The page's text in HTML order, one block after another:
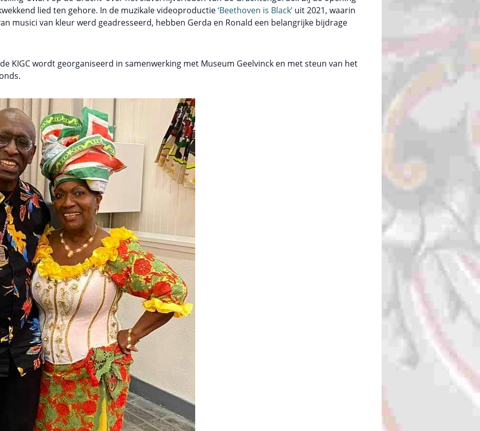
lied ten gehore. In de muzikale videoproductie‘Beethoven is Black’ uit 2021, waarin
musici van kleur werd geadresseerd, hebben Gerda en Ronald een belangrijke bijdrage
KIGC wordt georganiseerd in samenwerking met Museum Geelvinck en met steun van het